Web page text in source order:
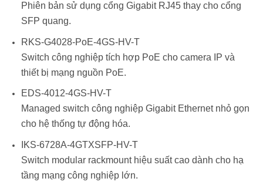
Phiên bản sử dụng cổng Gigabit RJ45 thay cho cổng
SFP quang.
RKS-G4028-PoE-4GS-HV-T
Switch công nghiệp tích hợp PoE cho camera IP và
thiết bị mạng nguồn PoE.
EDS-4012-4GS-HV-T
Managed switch công nghiệp Gigabit Ethernet nhỏ gọn
cho hệ thống tự động hóa.
IKS-6728A-4GTXSFP-HV-T
Switch modular rackmount hiệu suất cao dành cho hạ
tầng mạng công nghiệp lớn.